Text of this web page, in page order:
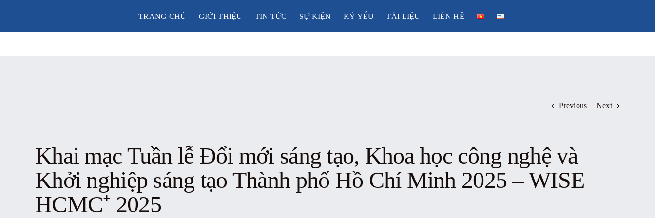
content
TRANG CHỦ GIỚI THIỆU TIN TỨC SỰ KIỆN KỶ YẾU TÀI LIỆU LIÊN HỆ
Previous Next
Khai mạc Tuần lễ Đổi mới sáng tạo, Khoa học công nghệ và
Khởi nghiệp sáng tạo Thành phố Hồ Chí Minh 2025 – WISE
HCMC⁺ 2025